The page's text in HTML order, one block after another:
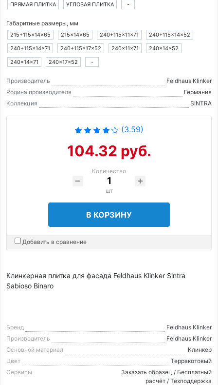
ПРЯМАЯ ПЛИТКА УГЛОВАЯ ПЛИТКА -
Габаритные размеры, мм
215+115×14×65 215×14×65 240+115×11×71
240+115×14×52
240+115×14×71
240+115×17×52 240×11×71
240×14×52
240×14×71
240×17×52 -
Производитель
Feldhaus Klinker
Родина производителя
Германия
Коллекция
SINTRA
(3.59)
104.32 руб.
Количество
шт
В КОРЗИНУ
Добавить в сравнение
Клинкерная плитка для фасада Feldhaus Klinker Sintra
Sabioso Binaro
Бренд
Feldhaus Klinker
Производитель
Feldhaus Klinker
Основной материал
Клинкер
Цвет
Терракотовый
Сервисы
Заказать образец / Бесплатный
расчёт / Техподдержка